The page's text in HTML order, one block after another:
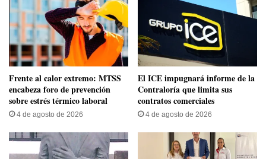
Frente al calor extremo: MTSS
encabeza foro de prevención
sobre estrés térmico laboral
4 de agosto de 2026
El ICE impugnará informe de la
Contraloría que limita sus
contratos comerciales
4 de agosto de 2026